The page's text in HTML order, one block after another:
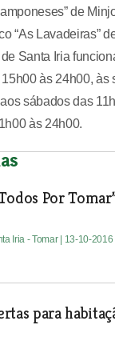
de
“As Lavadeiras”
Santa Iria
às 24h00, às
sábados das
às 24h00.
Por
Iria - Tomar | 13-10-2016
para